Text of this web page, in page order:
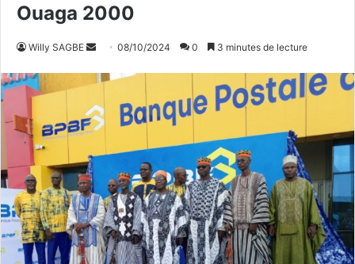
Ouaga 2000
Willy SAGBE
v
o
y
r
n
c
o
u
08/10/2024 0 3 minutes de lecture